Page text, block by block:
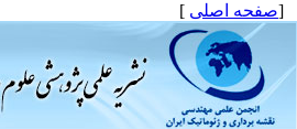
[صفحه اصلی ]